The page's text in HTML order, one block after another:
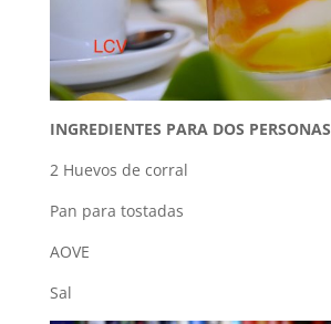
INGREDIENTES PARA DOS PERSONAS
2 Huevos de corral
Pan para tostadas
AOVE
Sal